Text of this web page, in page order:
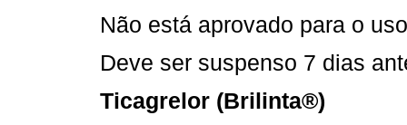
Não está aprovado para o
Deve ser suspenso 7 dias
Ticagrelor (Brilinta®)